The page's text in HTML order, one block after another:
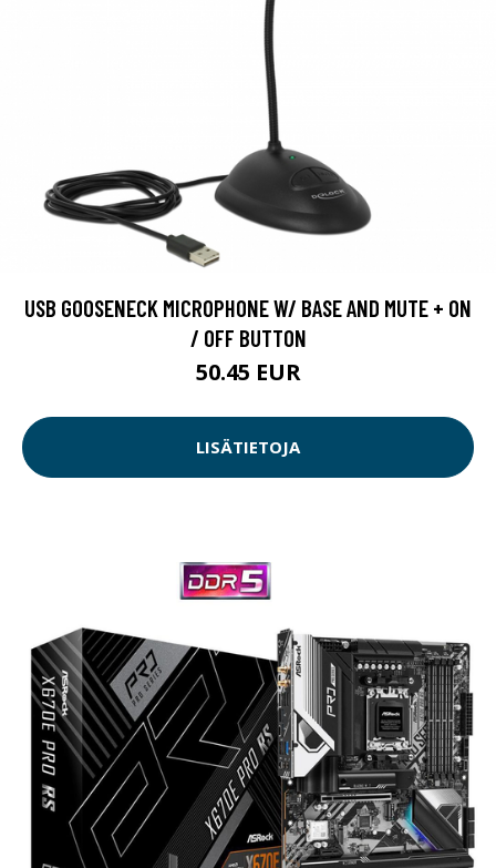
USB GOOSENECK MICROPHONE W/ BASE AND MUTE + ON
/ OFF BUTTON
50.45 EUR
LISÄTIETOJA